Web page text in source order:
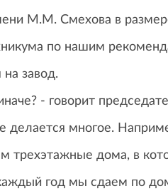
М.М. Смехова в
по нашим
завод.
- говорит
делается многое.
трехэтажные дома, в
год мы сдаем по